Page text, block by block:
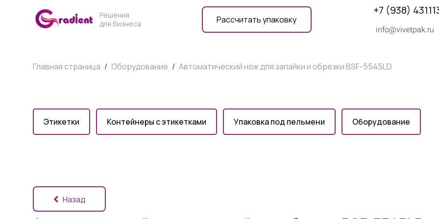
Решения
для бизнеса
+7 (938)
info@vivetpak.ru
Рассчитать упаковку
Главная страница / Оборудование / Автоматический нож для запайки и обрезки BSF-5545LD
Этикетки Контейнеры с этикетками Упаковка под пельмени Оборудование
Назад